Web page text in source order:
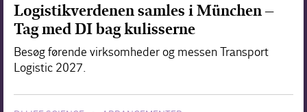
Logistikverdenen samles i München –
Tag med DI bag kulisserne
Besøg førende virksomheder og messen Transport
Logistic 2027.